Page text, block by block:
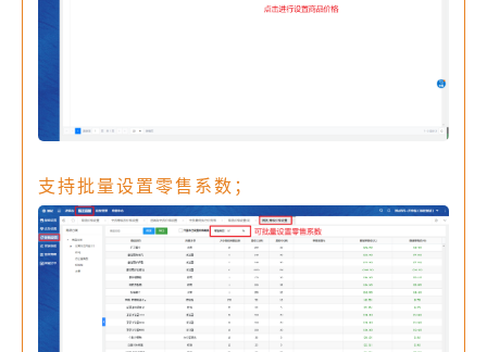
支持批量设置零售系数；